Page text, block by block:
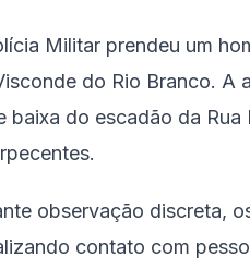
Militar prendeu um
do Rio Branco. A
baixa do escadão da
observação discreta,
contato com